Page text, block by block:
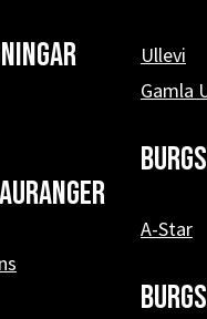
Ullevi
Gamla
A-Star